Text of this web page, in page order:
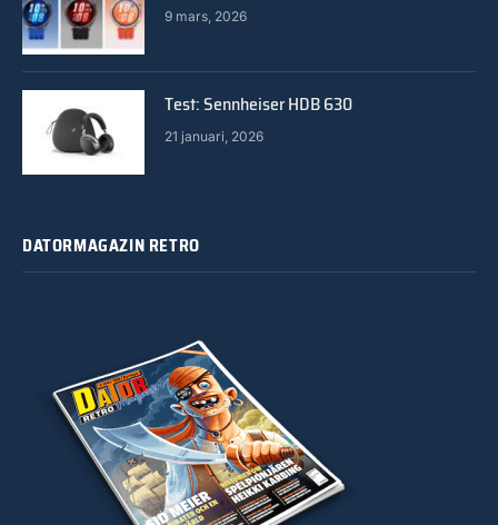
9 mars, 2026
Test: Sennheiser HDB 630
21 januari, 2026
DATORMAGAZIN RETRO